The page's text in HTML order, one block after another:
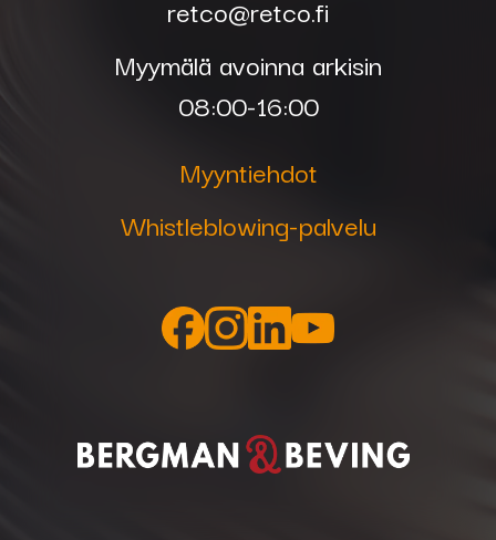
retco@retco.fi
Myymälä avoinna arkisin
08:00-16:00
Myyntiehdot
Whistleblowing-palvelu